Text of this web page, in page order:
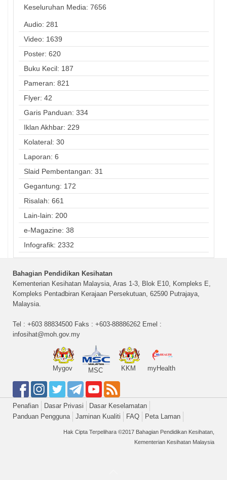
Keseluruhan Media: 7656
Audio: 281
Video: 1639
Poster: 620
Buku Kecil: 187
Pameran: 821
Flyer: 42
Garis Panduan: 334
Iklan Akhbar: 229
Kolateral: 30
Laporan: 6
Slaid Pembentangan: 31
Gegantung: 172
Risalah: 661
Lain-lain: 200
e-Magazine: 38
Infografik: 2332
Bahagian Pendidikan Kesihatan
Kementerian Kesihatan Malaysia, Aras 1-3, Blok E10, Kompleks E,
Kompleks Pentadbiran Kerajaan Persekutuan, 62590 Putrajaya,
Malaysia.
Tel : +603 88834500 Faks : +603-88886262 Emel :
infosihat@moh.gov.my
Mygov MSC KKM myHealth
Penafian Dasar Privasi
Dasar Keselamatan
Panduan Pengguna
Jaminan Kualiti FAQ Peta Laman
Hak Cipta Terpelihara ©2017 Bahagian Pendidikan Kesihatan,
Kementerian Kesihatan Malaysia